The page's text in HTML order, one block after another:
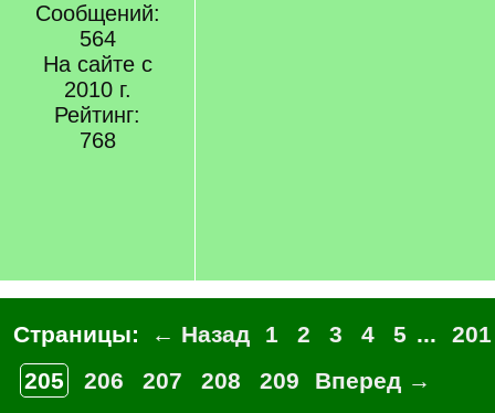
Сообщений:
564
На сайте с
2010 г.
Рейтинг:
768
Страницы: ← Назад 1 2 3 4 5 ...
201
205
206 207 208 209 Вперед →